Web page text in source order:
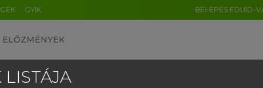
GYIK BELÉPÉS EDUID-
ELŐZMÉNYEK
LISTÁJA